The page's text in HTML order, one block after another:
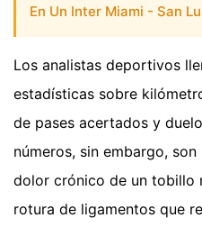
En Un Inter Miami - San
Los analistas deportivos
estadísticas sobre
de pases acertados y
números, sin embargo,
dolor crónico de un tobillo
rotura de ligamentos que